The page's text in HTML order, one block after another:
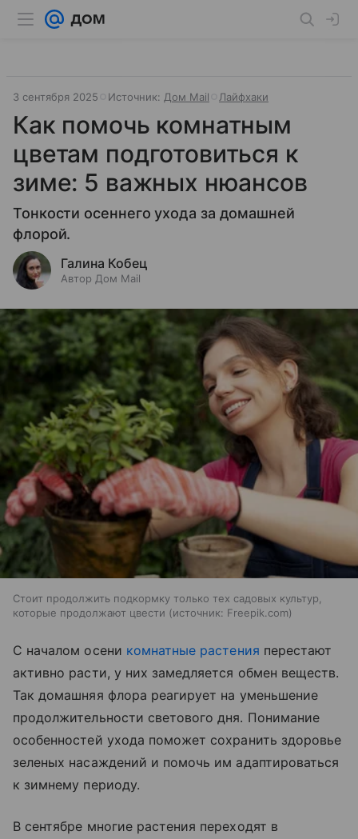
3 сентября 2025 Источник: Дом Mail Лайфхаки
Как помочь комнатным
цветам подготовиться к
зиме: 5 важных нюансов
Тонкости осеннего ухода за домашней
флорой.
Галина Кобец
Автор Дом Mail
Стоит продолжить подкормку только тех садовых культур,
которые продолжают цвести
источник: Freepik.com
С началом осени комнатные растения перестают
активно расти, у них замедляется обмен веществ.
Так домашняя флора реагирует на уменьшение
продолжительности светового дня. Понимание
особенностей ухода поможет сохранить здоровье
зеленых насаждений и помочь им адаптироваться
к зимнему периоду.
В сентябре многие растения переходят в